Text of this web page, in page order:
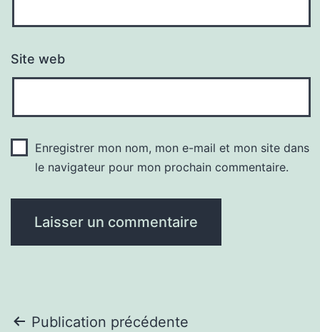
Site web
Enregistrer mon nom, mon e-mail et mon site dans
le navigateur pour mon prochain commentaire.
Navigation
Publication précédente